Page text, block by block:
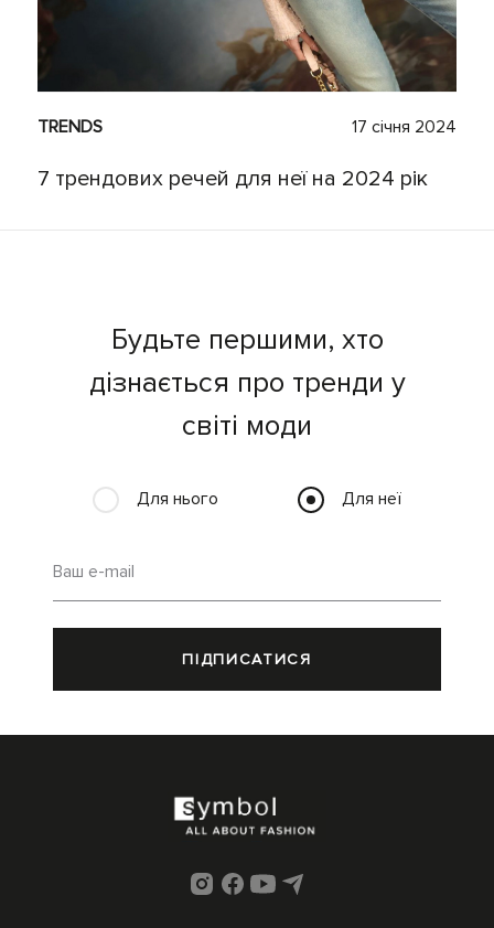
TRENDS 17 січня 2024
7 трендових речей для неї на 2024 рік
Будьте першими, хто
дізнається про тренди у
світі моди
Для нього Для неї
Ваш e-mail
ПІДПИСАТИСЯ